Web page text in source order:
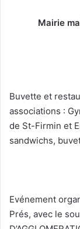
Mairie
Buvette et
associations :
de St-Firmin et
sandwichs,
Evénement
Prés, avec le